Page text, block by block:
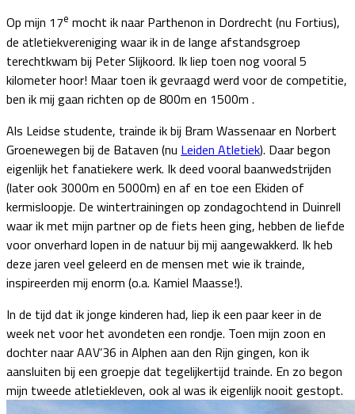
Op mijn 17e mocht ik naar Parthenon in Dordrecht (nu Fortius),
de atletiekvereniging waar ik in de lange afstandsgroep
terechtkwam bij Peter Slijkoord. Ik liep toen nog vooral 5
kilometer hoor! Maar toen ik gevraagd werd voor de competitie,
ben ik mij gaan richten op de 800m en 1500m .
Als Leidse studente, trainde ik bij Bram Wassenaar en Norbert
Groenewegen bij de Bataven (nu Leiden Atletiek). Daar begon
eigenlijk het fanatiekere werk. Ik deed vooral baanwedstrijden
(later ook 3000m en 5000m) en af en toe een Ekiden of
kermisloopje. De wintertrainingen op zondagochtend in Duinrell
waar ik met mijn partner op de fiets heen ging, hebben de liefde
voor onverhard lopen in de natuur bij mij aangewakkerd. Ik heb
deze jaren veel geleerd en de mensen met wie ik trainde,
inspireerden mij enorm (o.a. Kamiel Maasse!).
In de tijd dat ik jonge kinderen had, liep ik een paar keer in de
week net voor het avondeten een rondje. Toen mijn zoon en
dochter naar AAV’36 in Alphen aan den Rijn gingen, kon ik
aansluiten bij een groepje dat tegelijkertijd trainde. En zo begon
mijn tweede atletiekleven, ook al was ik eigenlijk nooit gestopt.